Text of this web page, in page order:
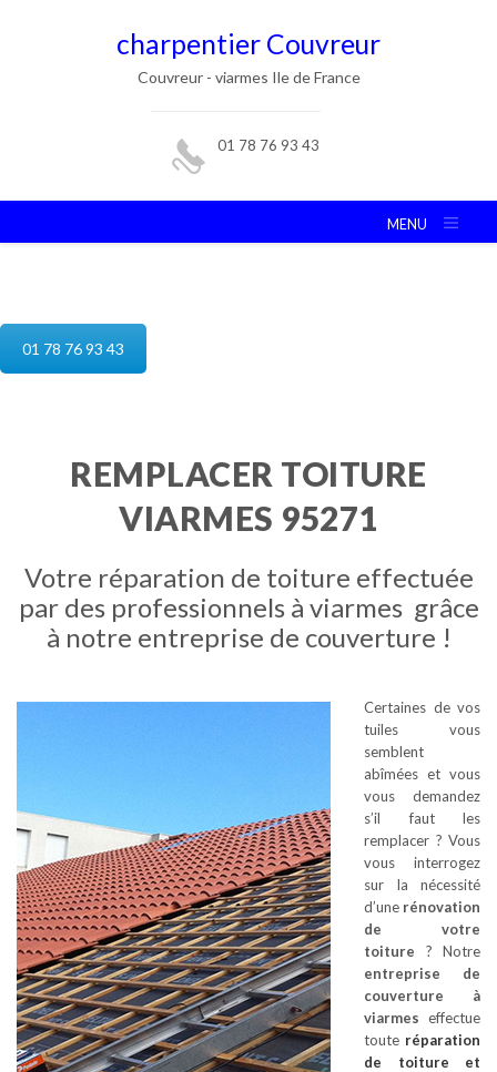
charpentier Couvreur
Couvreur - viarmes Ile de France
01 78 76 93 43
MENU
01 78 76 93 43
REMPLACER TOITURE
VIARMES 95271
Votre réparation de toiture effectuée
par des professionnels à viarmes grâce
à notre entreprise de couverture !
Certaines de vos
tuiles vous
semblent
abîmées et vous
vous demandez
s’il faut les
remplacer ? Vous
vous interrogez
sur la nécessité
d’une rénovation
de votre
toiture ? Notre
entreprise de
couverture à
viarmes effectue
toute réparation
de toiture et